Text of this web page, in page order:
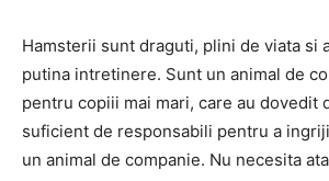
Hamsterii sunt draguti, plini de viata si
putina intretinere. Sunt un animal de
pentru copiii mai mari, care au dovedit
suficient de responsabili pentru a
un animal de companie. Nu necesita